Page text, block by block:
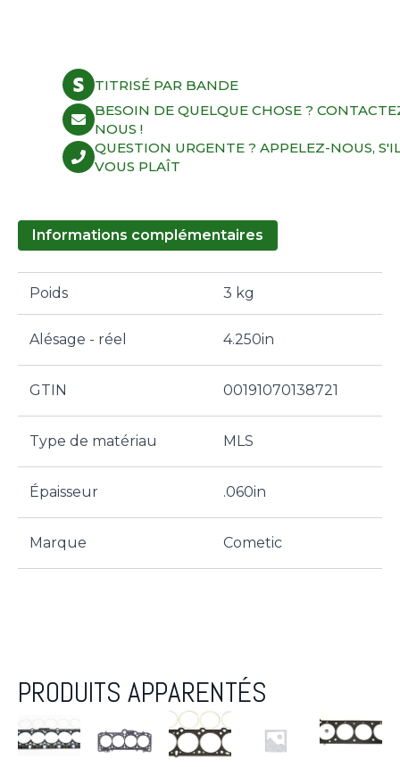
TITRISÉ PAR BANDE
BESOIN DE QUELQUE CHOSE ?
NOUS !
QUESTION URGENTE ? APPELEZ-NOUS,
VOUS PLAÎT
Informations complémentaires
Poids 3 kg
Alésage - réel 4.250in
GTIN 00191070138721
Type de matériau MLS
Épaisseur .060in
Marque Cometic
PRODUITS APPARENTÉS